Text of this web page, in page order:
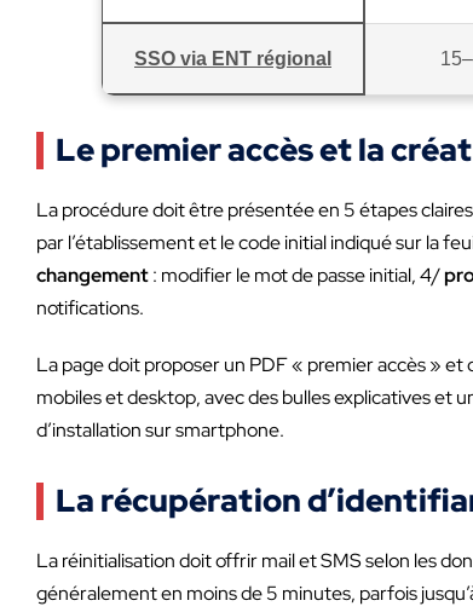
SSO via ENT régional
Le premier accès et la
La procédure doit être présentée en 5 étapes
par l’établissement et le code initial indiqué sur la
changement: modifier le mot de passe initial, 4/
notifications.
La page doit proposer un PDF « premier accès »
mobiles et desktop, avec des bulles explicatives et
d’installation sur smartphone.
La récupération
La réinitialisation doit offrir mail et SMS selon les
généralement en moins de 5 minutes, parfois